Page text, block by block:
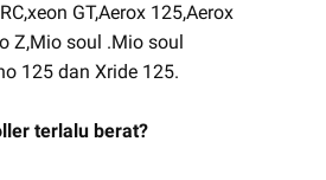
GT,Aerox 125,Aerox
Z,Mio soul .Mio soul
125 dan Xride 125.
terlalu berat?